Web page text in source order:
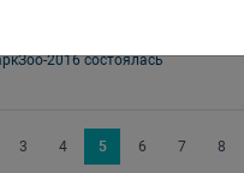
2016 состоялась
3 4 5 6 7 8